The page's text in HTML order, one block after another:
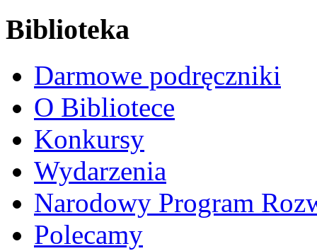
Biblioteka
Darmowe podręczniki
O Bibliotece
Konkursy
Wydarzenia
Narodowy Program
Polecamy